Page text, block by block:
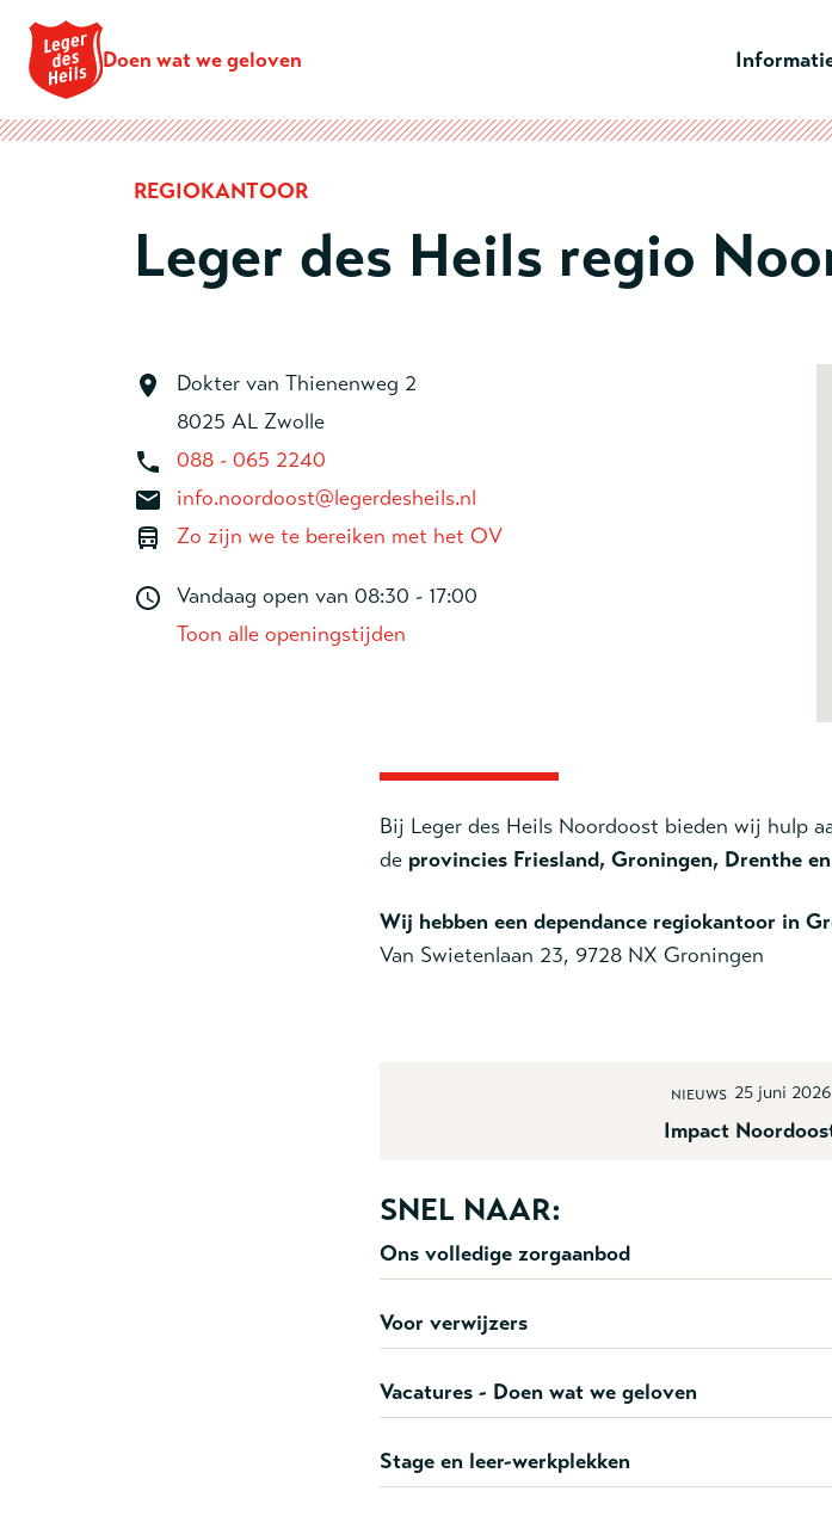
Doen wat we geloven
REGIOKANTOOR
Leger des Heils regio
Dokter van Thienenweg 2
8025 AL Zwolle
088 - 065 2240
info.noordoost@legerdesheils.nl
Zo zijn we te bereiken met het OV
Vandaag open van 08:30 - 17:00
Toon alle openingstijden
Bij Leger des Heils Noordoost bieden wij hulp
de provincies Friesland, Groningen, Drenthe
Wij hebben een dependance regiokantoor in
Van Swietenlaan 23, 9728 NX Groningen
Impact
Nieuws 25 juni 2026
SNEL NAAR:
Ons volledige zorgaanbod
Voor verwijzers
Vacatures - Doen wat we geloven
Stage en leer-werkplekken